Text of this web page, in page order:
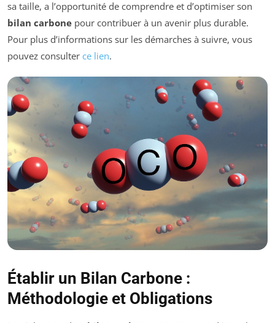
sa taille, a l’opportunité de comprendre et d’optimiser son
bilan carbone pour contribuer à un avenir plus durable.
Pour plus d’informations sur les démarches à suivre, vous
pouvez consulter ce lien.
Établir un Bilan Carbone :
Méthodologie et Obligations